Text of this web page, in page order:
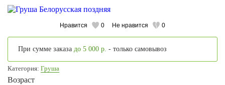
Нравится 0 Не нравится 0
При сумме заказа до 5 000 р. - только самовывоз
Категория: Груша
Возраст